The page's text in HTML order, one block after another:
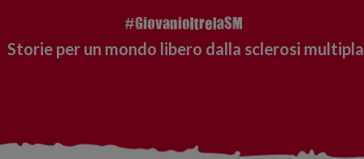
Storie per un mondo libero dalla sclerosi multipla